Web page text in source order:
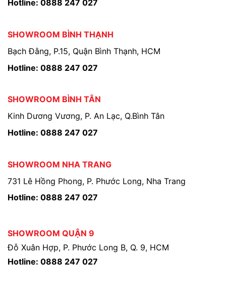
Hotline: 0888 247 027
SHOWROOM BÌNH THẠNH
Bạch Đằng, P.15, Quận Bình Thạnh, HCM
Hotline: 0888 247 027
SHOWROOM BÌNH TÂN
Kinh Dương Vương, P. An Lạc, Q.Bình Tân
Hotline: 0888 247 027
SHOWROOM NHA TRANG
731 Lê Hồng Phong, P. Phước Long, Nha Trang
Hotline: 0888 247 027
SHOWROOM QUẬN 9
Đỗ Xuân Hợp, P. Phước Long B, Q. 9, HCM
Hotline: 0888 247 027